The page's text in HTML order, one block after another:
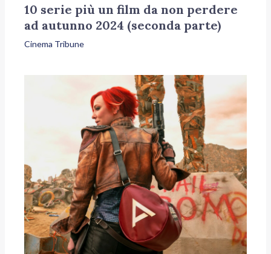
10 serie più un film da non perdere
ad autunno 2024 (seconda parte)
Cinema Tribune